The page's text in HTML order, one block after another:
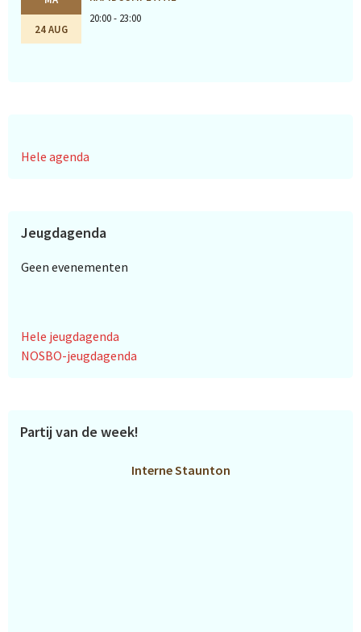
24 AUG
20:00 - 23:00
Hele agenda
Jeugdagenda
Geen evenementen
Hele jeugdagenda
NOSBO-jeugdagenda
Partij van de week!
Interne Staunton